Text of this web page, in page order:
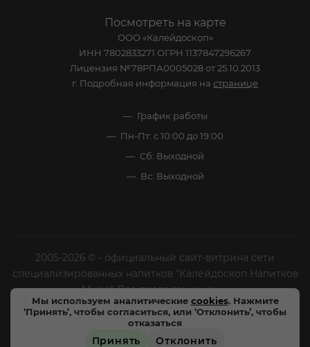
Мы используем аналитические cookies. Нажмите
‘Принять’, чтобы согласиться, или ‘Отклонить’, чтобы
отказаться
Принять Отклонить
Посмотреть на карте
ООО «Калейдоскоп»
ИНН 7802833271 ОГРН 1137847296267
Лицензия №78РПА0005028 от 25.10.2013
г. Подробная информация на странице
График работы
Пн-Пт: с 10:00 до 19:00
Сб: Выходной
Вс: Выходной
2005-2026 © - официальный сайт-витрина сети
специализированных напитков "Калейдоскоп Напитков
Мира". Все права защищены.
Цены, характеристики и внешний вид товара в
магазинах могут отличаться от указанных на сайте.